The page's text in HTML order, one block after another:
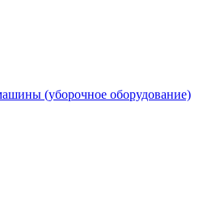
(уборочное оборудование)